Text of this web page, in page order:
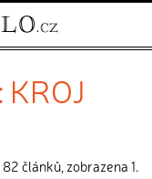
článků, zobrazena 1.